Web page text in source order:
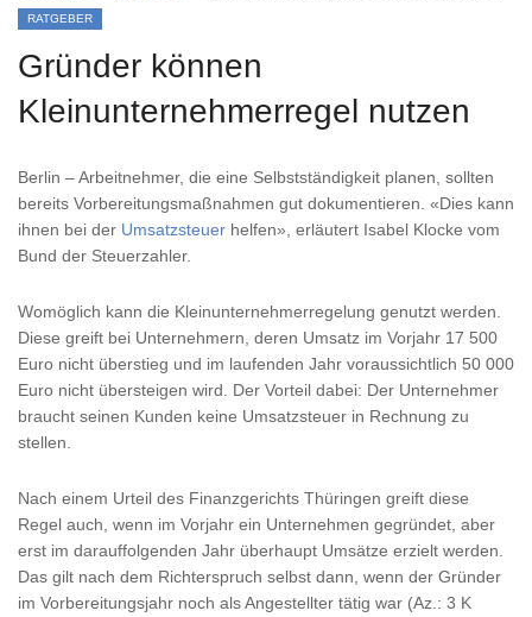
RATGEBER
Gründer können
Kleinunternehmerregel nutzen
Berlin – Arbeitnehmer, die eine Selbstständigkeit planen, sollten
bereits Vorbereitungsmaßnahmen gut dokumentieren. «Dies kann
ihnen bei der Umsatzsteuer helfen», erläutert Isabel Klocke vom
Bund der Steuerzahler.
Womöglich kann die Kleinunternehmerregelung genutzt werden.
Diese greift bei Unternehmern, deren Umsatz im Vorjahr 17 500
Euro nicht überstieg und im laufenden Jahr voraussichtlich 50 000
Euro nicht übersteigen wird. Der Vorteil dabei: Der Unternehmer
braucht seinen Kunden keine Umsatzsteuer in Rechnung zu
stellen.
Nach einem Urteil des Finanzgerichts Thüringen greift diese
Regel auch, wenn im Vorjahr ein Unternehmen gegründet, aber
erst im darauffolgenden Jahr überhaupt Umsätze erzielt werden.
Das gilt nach dem Richterspruch selbst dann, wenn der Gründer
im Vorbereitungsjahr noch als Angestellter tätig war (Az.: 3 K